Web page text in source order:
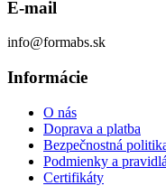
E-mail
info@formabs.sk
Informácie
O nás
Doprava a platba
Bezpečnostná
Podmienky a pravidlá
Certifikáty